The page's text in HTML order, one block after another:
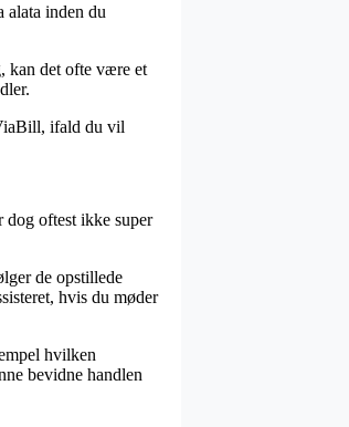
alata inden du
kan det ofte være et
ifald du vil
dog oftest ikke super
de opstillede
hvis du møder
hvilken
bevidne handlen